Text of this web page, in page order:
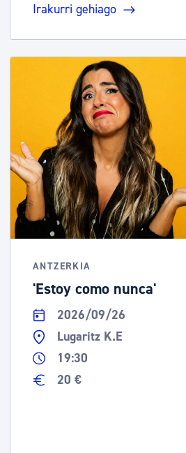
Irakurri gehiago
ANTZERKIA
'Estoy como nunca'
2026/09/26
Lugaritz K.E
19:30
20 €